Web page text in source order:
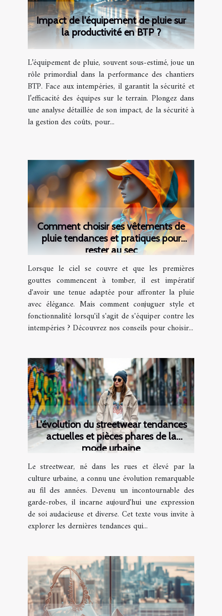
Impact de l'équipement de pluie sur
la productivité en BTP ?
L’équipement de pluie, souvent sous-estimé, joue un
rôle primordial dans la performance des chantiers
BTP. Face aux intempéries, il garantit la sécurité et
l’efficacité des équipes sur le terrain. Plongez dans
une analyse détaillée de son impact, de la sécurité à
la gestion des coûts, pour...
Comment choisir ses vêtements de
pluie tendances et pratiques pour
rester au sec
Lorsque le ciel se couvre et que les premières
gouttes commencent à tomber, il est impératif
d'avoir une tenue adaptée pour affronter la pluie
avec élégance. Mais comment conjuguer style et
fonctionnalité lorsqu'il s'agit de s'équiper contre les
intempéries ? Découvrez nos conseils pour choisir...
L'évolution du streetwear tendances
actuelles et pièces phares de la
mode urbaine
Le streetwear, né dans les rues et élevé par la
culture urbaine, a connu une évolution remarquable
au fil des années. Devenu un incontournable des
garde-robes, il incarne aujourd'hui une expression
de soi audacieuse et diverse. Cet texte vous invite à
explorer les dernières tendances qui...